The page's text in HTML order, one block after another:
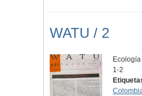
WATU / 2
1-2